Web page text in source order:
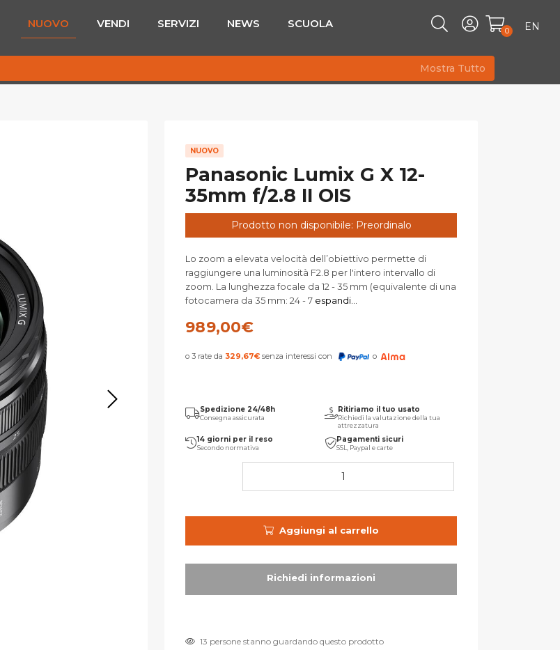
NUOVO VENDI SERVIZI NEWS SCUOLA
0 EN
Mostra Tutto
NUOVO
Panasonic Lumix G X 12-
35mm f/2.8 II OIS
Prodotto non disponibile: Preordinalo
Lo zoom a elevata velocità dell’obiettivo permette di
raggiungere una luminosità F2.8 per l'intero intervallo di
zoom. La lunghezza focale da 12 - 35 mm (equivalente di una
fotocamera da 35 mm: 24 - 7 espandi...
989,00€
o 3 rate da 329,67€ senza interessi con o
Spedizione 24/48h
Consegna assicurata
Ritiriamo il tuo usato
Richiedi la valutazione della tua
attrezzatura
14 giorni per il reso
Secondo normativa
Pagamenti sicuri
SSL, Paypal e carte
Aggiungi al carrello
13 persone stanno guardando questo prodotto